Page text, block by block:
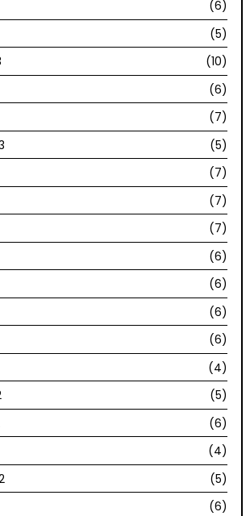
(6)
(5)
(10)
(6)
(7)
(5)
(7)
(7)
(7)
(6)
(6)
(6)
(6)
(4)
(5)
(6)
(4)
(5)
(6)